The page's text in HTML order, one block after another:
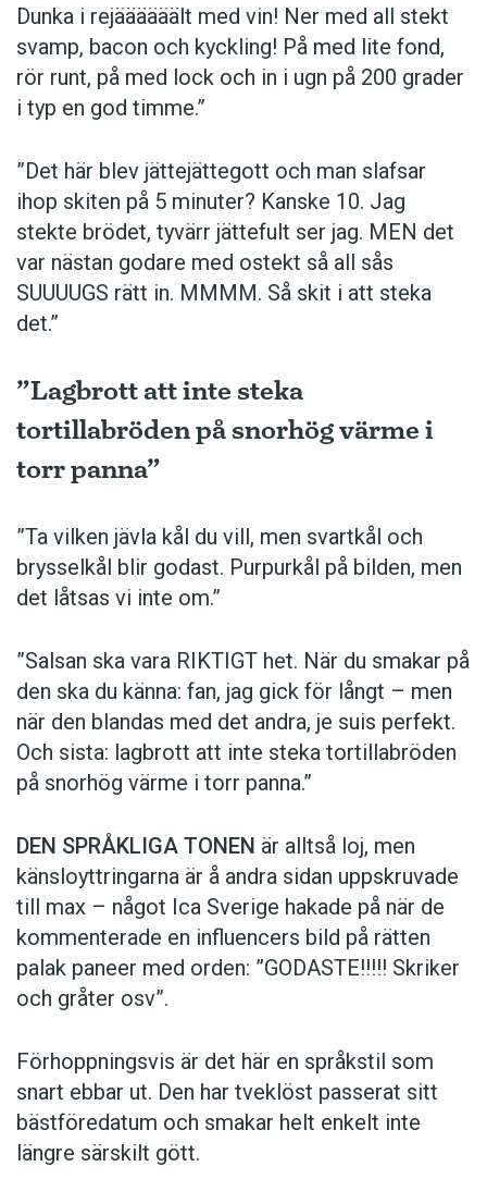
Dunka i rejäääääält med vin! Ner med all stekt
svamp, bacon och kyckling! På med lite fond,
rör runt, på med lock och in i ugn på 200 grader
i typ en god timme.”
”Det här blev jättejättegott och man slafsar
ihop skiten på 5 minuter? Kanske 10. Jag
stekte brödet, tyvärr jättefult ser jag. MEN det
var nästan godare med ostekt så all sås
SUUUUGS rätt in. MMMM. Så skit i att steka
det.”
”Lagbrott att inte steka
tortillabröden på snorhög värme i
torr panna”
”Ta vilken jävla kål du vill, men svartkål och
brysselkål blir ­godast. ­Purpurkål på bilden, men
det låtsas vi inte om.”
”Salsan ska vara ­RIKTIGT het. När du smakar på
den ska du känna: fan, jag gick för långt – men
när den blandas med det andra, je suis perfekt.
Och sista: lagbrott att inte steka tortillabröden
på snorhög värme i torr panna.”
DEN SPRÅKLIGA TONEN är alltså loj, men
känsloyttringarna är å andra sidan uppskruvade
till max – något Ica Sverige hakade på när de
kommen­terade en influencers bild på rätten
palak paneer med orden: ­”GODASTE!!!!! Skriker
och gråter osv”.
Förhoppningsvis är det här en språkstil som
snart ebbar ut. Den har tveklöst passerat sitt
bästföredatum och smakar helt enkelt inte
längre särskilt gött.